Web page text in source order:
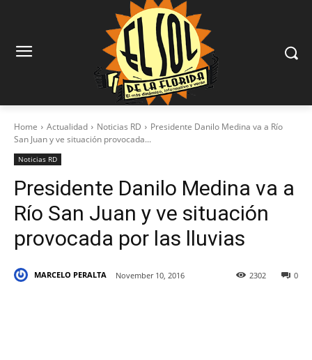
Home Actualidad Noticias RD
Presidente Danilo Medina va a Río
San Juan y ve situación provocada...
Noticias RD
Presidente Danilo Medina va a
Río San Juan y ve situación
provocada por las lluvias
MARCELO PERALTA November 10, 2016 0
2302